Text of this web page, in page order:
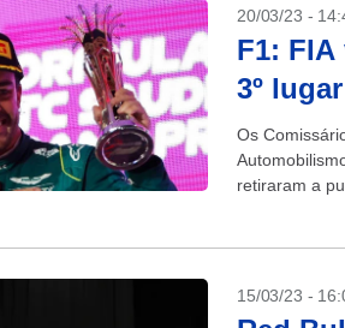
20/03/23 -
F1:
3º
Os
retiraram a
15/03/23 -